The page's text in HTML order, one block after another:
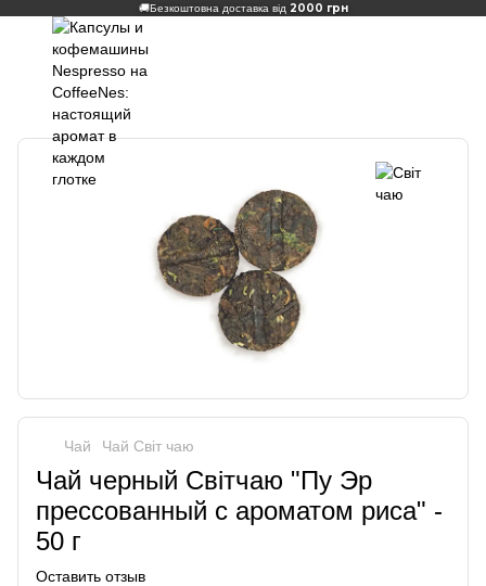
🚚Безкоштовна доставка від 2000 грн
Чай Чай Світ чаю
Чай черный Світчаю "Пу Эр
прессованный с ароматом риса" -
50 г
Оставить отзыв